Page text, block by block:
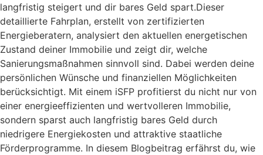
langfristig steigert und dir bares Geld spart.Dieser
detaillierte Fahrplan, erstellt von zertifizierten
Energieberatern, analysiert den aktuellen energetischen
Zustand deiner Immobilie und zeigt dir, welche
Sanierungsmaßnahmen sinnvoll sind. Dabei werden deine
persönlichen Wünsche und finanziellen Möglichkeiten
berücksichtigt. Mit einem iSFP profitierst du nicht nur von
einer energieeffizienten und wertvolleren Immobilie,
sondern sparst auch langfristig bares Geld durch
niedrigere Energiekosten und attraktive staatliche
Förderprogramme. In diesem Blogbeitrag erfährst du, wie